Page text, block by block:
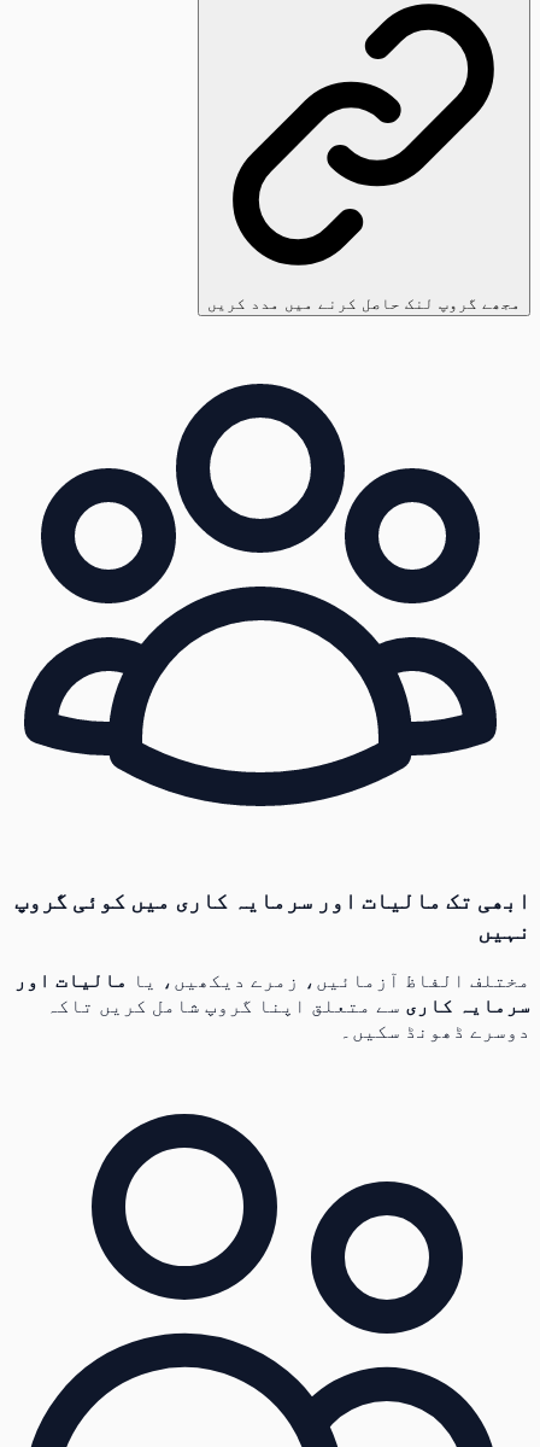
مجھے گروپ لنک حاصل کرنے میں مدد کریں
ابھی تک مالیات اور سرمایہ کاری میں کوئی گروپ
نہیں
مختلف الفاظ آزمائیں، زمرے دیکھیں، یا مالیات اور
سرمایہ کاریسے متعلق اپنا گروپ شامل کریں تاکہ
دوسرے ڈھونڈ سکیں۔